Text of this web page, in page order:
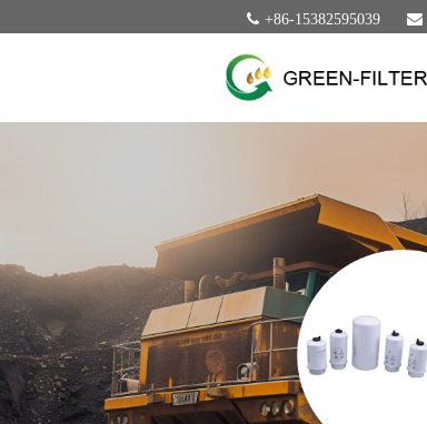
+86-15382595039